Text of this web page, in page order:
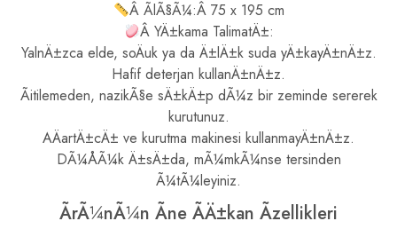
Â ÃlÃ§Ã¼:Â 75 x 195 cm
Â YÄ±kama TalimatÄ±:
YalnÄ±zca elde, soÄuk ya da Ä±lÄ±k suda yÄ±kayÄ±nÄ±z.
Hafif deterjan kullanÄ±nÄ±z.
Ãitilemeden, nazikÃ§e sÄ±kÄ±p dÃ¼z bir zeminde sererek
kurutunuz.
AÄartÄ±cÄ± ve kurutma makinesi kullanmayÄ±nÄ±z.
DÃ¼ÅÃ¼k Ä±sÄ±da, mÃ¼mkÃ¼nse tersinden
Ã¼tÃ¼leyiniz.
ÃrÃ¼nÃ¼n Ãne ÃÄ±kan Ãzellikleri